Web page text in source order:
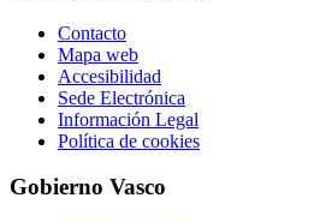
Contacto
Mapa web
Accesibilidad
Sede Electrónica
Información Legal
Política de cookies
Gobierno Vasco